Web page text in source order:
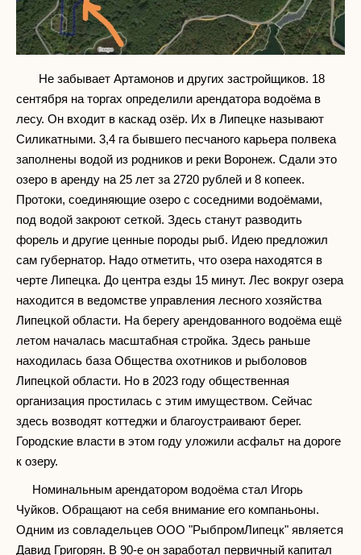
Не забывает Артамонов и других застройщиков. 18
сентября на торгах определили арендатора водоёма в
лесу. Он входит в каскад озёр. Их в Липецке называют
Силикатными. 3,4 га бывшего песчаного карьера полвека
заполнены водой из родников и реки Воронеж. Сдали это
озеро в аренду на 25 лет за 2720 рублей и 8 копеек.
Протоки, соединяющие озеро с соседними водоёмами,
под водой закроют сеткой. Здесь станут разводить
форель и другие ценные породы рыб. Идею предложил
сам губернатор. Надо отметить, что озера находятся в
черте Липецка. До центра езды 15 минут. Лес вокруг озера
находится в ведомстве управления лесного хозяйства
Липецкой области. На берегу арендованного водоёма ещё
летом началась масштабная стройка. Здесь раньше
находилась база Общества охотников и рыболовов
Липецкой области. Но в 2023 году общественная
организация простилась с этим имуществом. Сейчас
здесь возводят коттеджи и благоустраивают берег.
Городские власти в этом году уложили асфальт на дороге
к озеру.
Номинальным арендатором водоёма стал Игорь
Чуйков. Обращают на себя внимание его компаньоны.
Одним из совладельцев ООО "РыбпромЛипецк" является
Давид Григорян. В 90-е он заработал первичный капитал